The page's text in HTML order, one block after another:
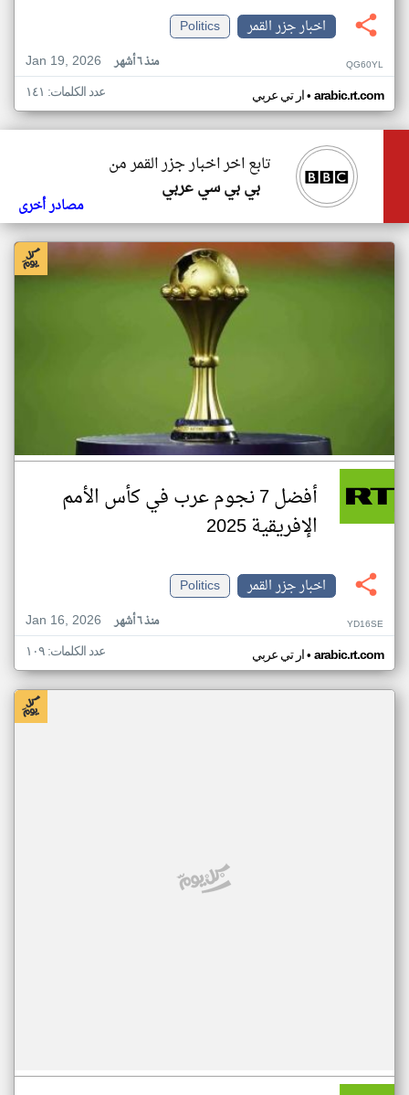
اخبار جزر القمر
Politics
Jan 19, 2026
منذ ٦ أشهر QG60YL
ار تي عربي• arabic.rt.com عدد الكلمات: ١٤١
تابع اخر اخبار جزر القمر من
بي بي سي عربي
مصادر أخرى
أفضل 7 نجوم عرب في كأس الأمم
الإفريقية 2025
اخبار جزر القمر
Politics
Jan 16, 2026
منذ ٦ أشهر YD16SE
ار تي عربي• arabic.rt.com عدد الكلمات: ١٠٩